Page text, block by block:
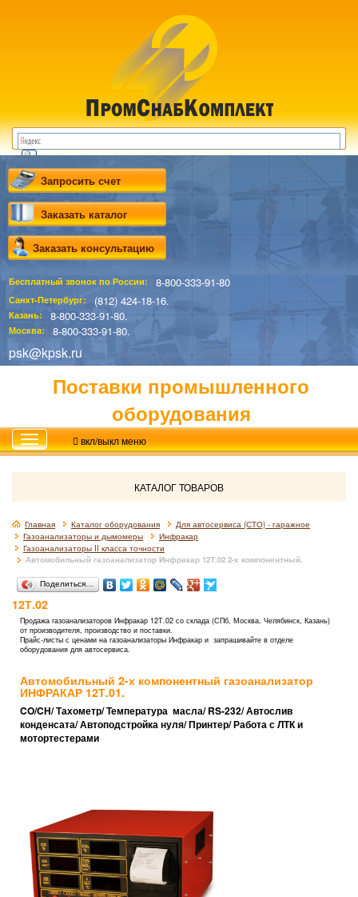
Запросить счет
Заказать каталог
Заказать консультацию
Бесплатный звонок по России: 8-800-333-91-80
Санкт-Петербург: (812) 424-18-16.
Казань: 8-800-333-91-80.
Москва: 8-800-333-91-80.
psk@kpsk.ru
Поставки промышленного
оборудования
вкл/выкл меню
КАТАЛОГ ТОВАРОВ
Главная Каталог оборудования
Для автосервиса (СТО) - гаражное
Газоанализаторы и дымомеры
Инфракар
Газоанализаторы II класса точности
Автомобильный газоанализатор Инфракар 12Т.02 2-х компонентный.
Поделиться…
12Т.02
Продажа газоанализаторов Инфракар 12Т.02 со склада (СПб, Москва, Челябинск, Казань)
от производителя, производство и поставки.
Прайс-листы с ценами на газоанализаторы Инфракар и запрашивайте в отделе
оборудования для автосервиса.
Автомобильный 2-х компонентный газоанализатор
ИНФРАКАР 12Т.01.
CO/CH/ Тахометр/Температура масла/RS-232/ Автослив
конденсата/ Автоподстройка нуля/ Принтер/ Работа с ЛТК и
мотортестерами